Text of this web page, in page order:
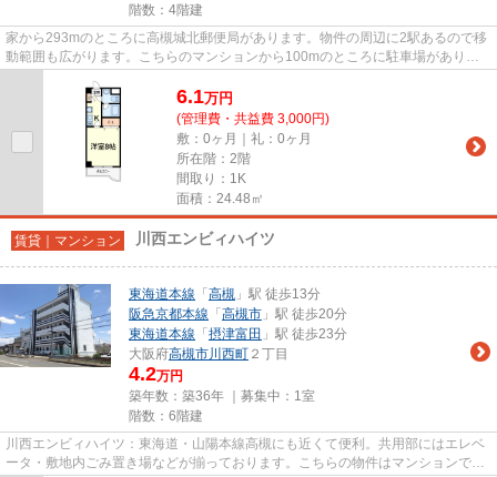
階数：4階建
家から293mのところに高槻城北郵便局があります。物件の周辺に2駅あるので移
動範囲も広がります。こちらのマンションから100mのところに駐車場がありま
6.1万円
(管理費・共益費 3,000円)
敷：0ヶ月｜礼：0ヶ月
所在階：2階
間取り：1K
面積：24.48㎡
賃貸｜マンション 川西エンビィハイツ
東海道本線 「 高槻 」駅 徒歩13分
阪急京都本線 「 高槻市 」駅 徒歩20分
東海道本線 「 摂津富田 」駅 徒歩23分
大阪府高槻市川西町 ２丁目
4.2万円
築年数：築36年 ｜募集中： 1室
階数：6階建
川西エンビィハイツ：東海道・山陽本線高槻にも近くて便利。共用部にはエレベ
ータ・敷地内ごみ置き場などが揃っております。こちらの物件はマンションで